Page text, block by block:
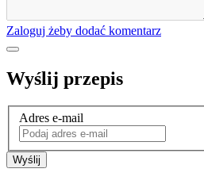
Zaloguj żeby dodać komentarz
Wyślij przepis
Adres e-mail
Wyślij